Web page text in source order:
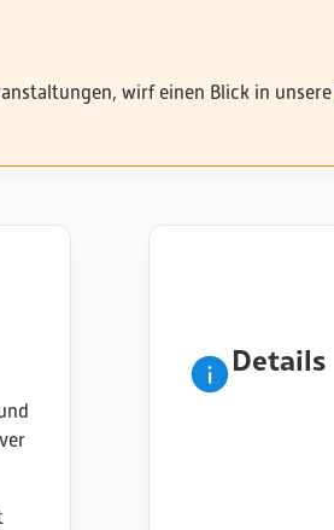
wirf einen Blick in unsere
Details